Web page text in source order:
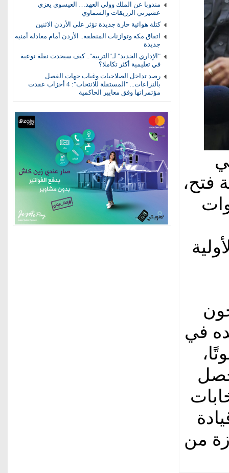
مندوبا عن الملك وولي العهد… العيسوي يعزي
عشيرتي الزريقات والسماوي
كتلة هوائية حارة جديدة تؤثر على الأردن الاثنين
اتفاق مكة وتوازنات المنطقة.. الأردن أمام معادلة أمنية
جديدة
"الإداري الجديد" لـ"التربية".. كيف سيحدث نقلة نوعية
في تعليمية أكثر تكاملا؟
رصد تداخل الصلاحيات وغياب جهات الفصل
بالنزاعات... "المستقلة للانتخاب": 4 أحزاب عقدت
مؤتمراتها وفق معايير الحاكمية
فتح،
على مقعده في
نال (1877) صوتًا،
من